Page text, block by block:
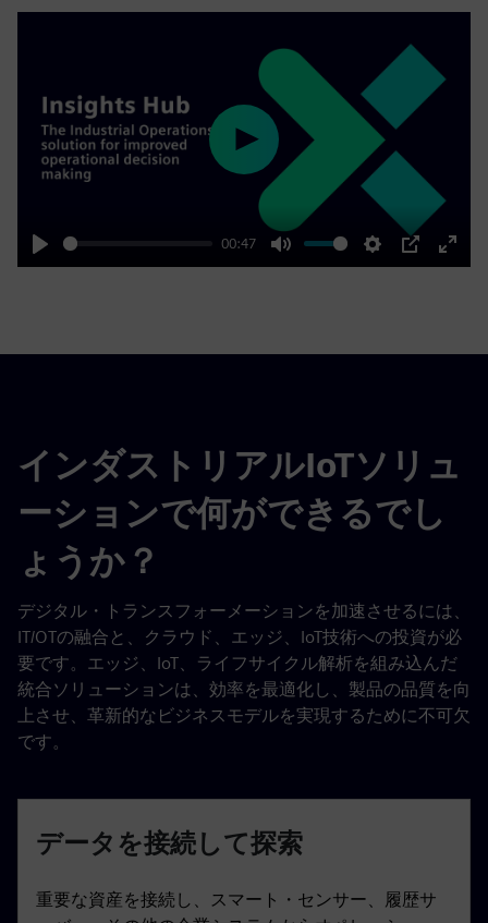
Play
00:47
Mute Settings
PIP
Enter
Play
インダストリアルIoTソリュ
ーションで何ができるでし
ょうか？
デジタル・トランスフォーメーションを加速させるには、
IT/OTの融合と、クラウド、エッジ、IoT技術への投資が必
要です。エッジ、IoT、ライフサイクル解析を組み込んだ
統合ソリューションは、効率を最適化し、製品の品質を向
上させ、革新的なビジネスモデルを実現するために不可欠
です。
データを接続して探索
重要な資産を接続し、スマート・センサー、履歴サ